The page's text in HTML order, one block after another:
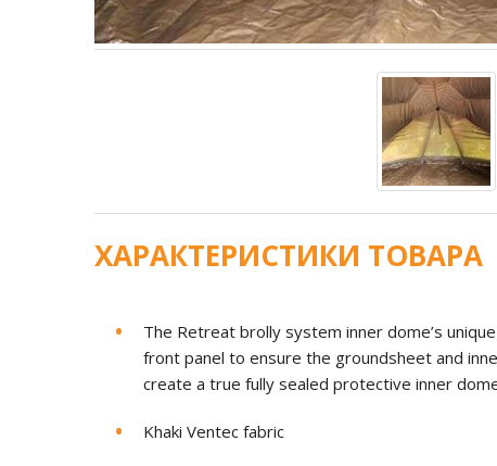
ХАРАКТЕРИСТИКИ ТОВАРА
The Retreat brolly system inner dome’s
front panel to ensure the groundsheet and
create a true fully sealed protective inner
Khaki Ventec fabric